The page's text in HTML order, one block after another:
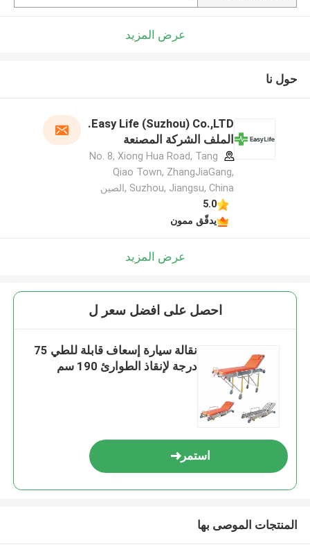
عرض المزيد
حول نا
Easy Life (Suzhou) Co.,LTD.
الملف الشركة المصنعة
No. 8, Xiong Hua Road, Tang
Qiao Town, ZhangJiaGang,
Suzhou, Jiangsu, China ,الصين
5.0
يدقّق ممون
عرض المزيد
احصل على افضل سعر ل
نقالة سيارة إسعاف قابلة للطي 75
درجة لإنقاذ الطوارئ 190 سم
استمر
المنتجات الموصى بها